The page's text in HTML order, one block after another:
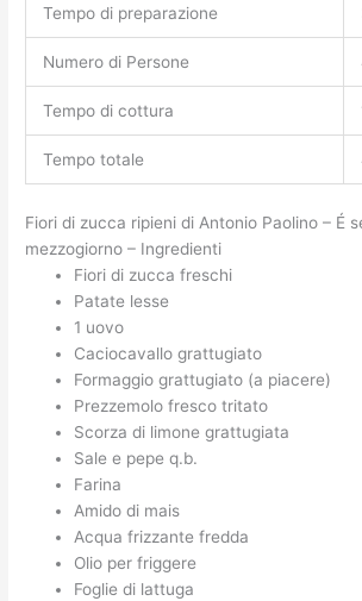
Tempo di preparazione
Numero di Persone
Tempo di cottura
Tempo totale
Fiori di zucca ripieni di Antonio Paolino – É
mezzogiorno – Ingredienti
Fiori di zucca freschi
Patate lesse
1 uovo
Caciocavallo grattugiato
Formaggio grattugiato (a piacere)
Prezzemolo fresco tritato
Scorza di limone grattugiata
Sale e pepe q.b.
Farina
Amido di mais
Acqua frizzante fredda
Olio per friggere
Foglie di lattuga